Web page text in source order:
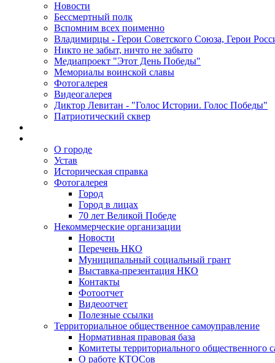
Новости
Бессмертный полк
Вспомним всех поименно
Владимирцы - Герои Советского Союза, Герои
Никто не забыт, ничто не забыто
Медиапроект "Этот День Победы"
Мемориалы воинской славы
Фотогалерея
Видеогалерея
Диктор Левитан - "Голос Истории. Голос Победы"
Патриотический сквер
О городе
Устав
Историческая справка
Фотогалерея
Город
Город в лицах
70 лет Великой Победе
Некоммерческие организации
Новости
Перечень НКО
Муниципальный социальный грант
Выставка-презентация НКО
Контакты
Фотоотчет
Видеоотчет
Полезные ссылки
Территориальное общественное самоуправление
Нормативная правовая база
Комитеты территориального общественного
О работе КТОСов